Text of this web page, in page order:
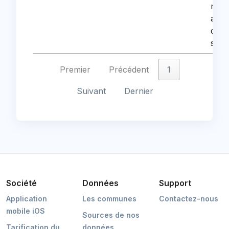
aux
du
Premier Précédent 1
Suivant Dernier
Société
Application
mobile iOS
Données
Les communes
Sources de nos
Support
Contactez-nous